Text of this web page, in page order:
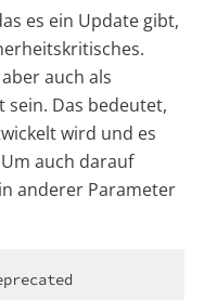
es ein Update gibt,
auch als
sein. Das bedeutet,
wird und es
auch darauf
anderer Parameter